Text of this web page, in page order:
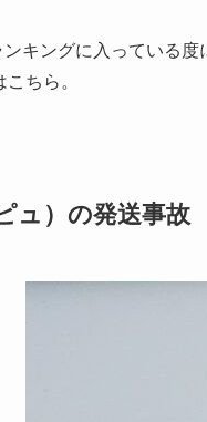
キングに入っている度
ちら。
ュ）の発送事故